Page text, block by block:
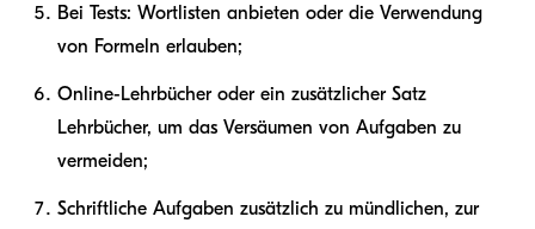
Bei Tests: Wortlisten anbieten oder die Verwendung
von Formeln erlauben;
Online-Lehrbücher oder ein zusätzlicher Satz
Lehrbücher, um das Versäumen von Aufgaben zu
vermeiden;
Schriftliche Aufgaben zusätzlich zu mündlichen, zur